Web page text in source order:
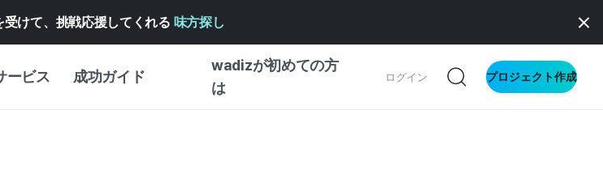
受けて、挑戦応援してくれる 味方探し
ービス 成功ガイド
wadizが初めての方
は
ログイン プロジェクト作成